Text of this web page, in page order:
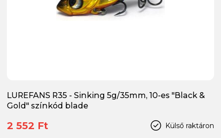
LUREFANS R35 - Sinking 5g/35mm, 10-es "Black &
Gold" színkód blade
Külső raktáron
2 552 Ft